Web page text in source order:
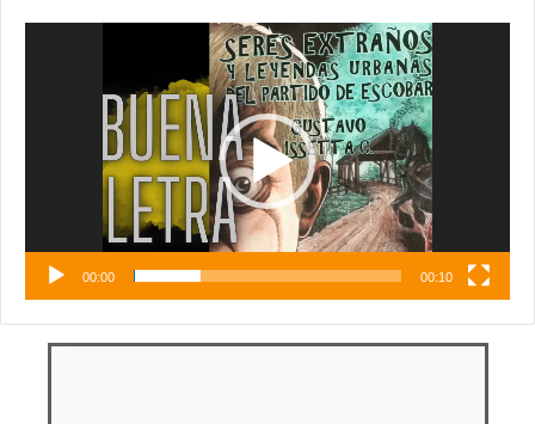
00:00 00:10